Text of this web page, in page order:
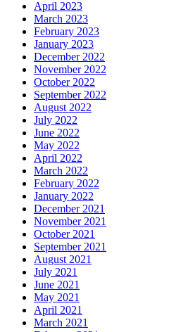
April 2023
March 2023
February 2023
January 2023
December 2022
November 2022
October 2022
September 2022
August 2022
July 2022
June 2022
May 2022
April 2022
March 2022
February 2022
January 2022
December 2021
November 2021
October 2021
September 2021
August 2021
July 2021
June 2021
May 2021
April 2021
March 2021